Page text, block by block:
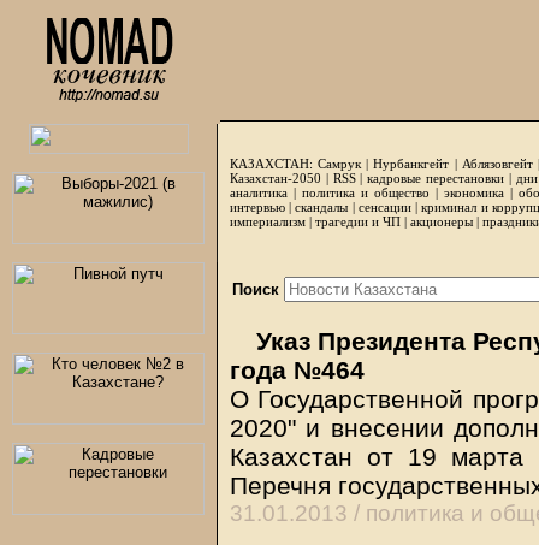
КАЗАХСТАН: Самрук |Нурбанкгейт | Аблязовгейт
Казахстан-2050 | RSS|кадровые перестановки|
аналитика | политика и общество | экономика |
интервью |скандалы | сенсации|криминал и
империализм | трагедии и ЧП | акционеры |
Поиск
Указ Президента
года №464
О Государственной
2020" и внесении
Казахстан от 19
Перечня
31.01.2013 / политика и